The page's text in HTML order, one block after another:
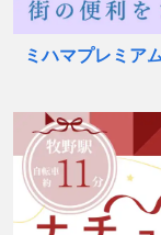
ミハマプレミア